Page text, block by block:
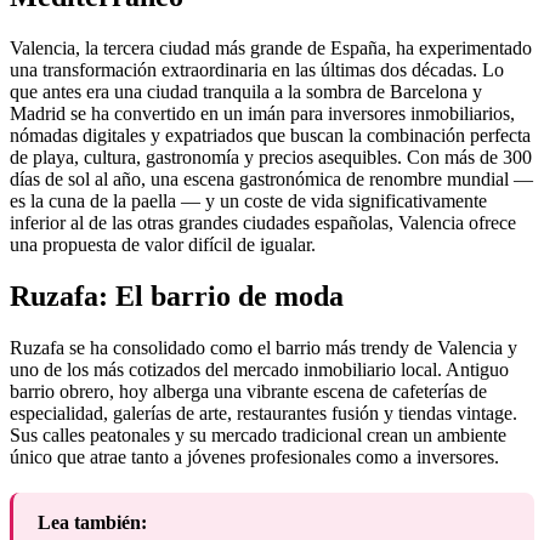
Valencia, la tercera ciudad más grande de España, ha experimentado
una transformación extraordinaria en las últimas dos décadas. Lo
que antes era una ciudad tranquila a la sombra de Barcelona y
Madrid se ha convertido en un imán para inversores inmobiliarios,
nómadas digitales y expatriados que buscan la combinación perfecta
de playa, cultura, gastronomía y precios asequibles. Con más de 300
días de sol al año, una escena gastronómica de renombre mundial —
es la cuna de la paella — y un coste de vida significativamente
inferior al de las otras grandes ciudades españolas, Valencia ofrece
una propuesta de valor difícil de igualar.
Ruzafa: El barrio de moda
Ruzafa se ha consolidado como el barrio más trendy de Valencia y
uno de los más cotizados del mercado inmobiliario local. Antiguo
barrio obrero, hoy alberga una vibrante escena de cafeterías de
especialidad, galerías de arte, restaurantes fusión y tiendas vintage.
Sus calles peatonales y su mercado tradicional crean un ambiente
único que atrae tanto a jóvenes profesionales como a inversores.
Lea también: